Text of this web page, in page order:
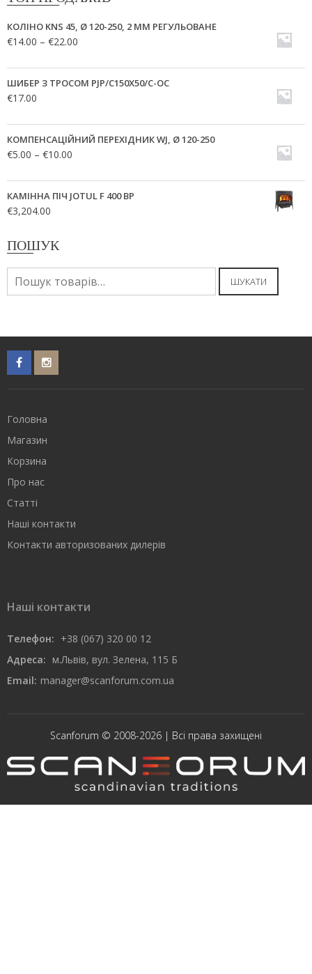
КОЛІНО KNS 45, Ø 120-250, 2 ММ РЕГУЛЬОВАНЕ
€14.00 – €22.00
ШИБЕР З ТРОСОМ PJP/C150X50/C-OC
€17.00
КОМПЕНСАЦІЙНИЙ ПЕРЕХІДНИК WJ, Ø 120-250
€5.00 – €10.00
КАМІННА ПІЧ JOTUL F 400 BP
€3,204.00
ПОШУК
Шукати: ШУКАТИ
Головна
Магазин
Корзина
Про нас
Статті
Наші контакти
Контакти авторизованих дилерів
Наші контакти
Телефон: +38 (067) 320 00 12
Адреса: м.Львів, вул. Зелена, 115 Б
Email: manager@scanforum.com.ua
Scanforum © 2008-2026 | Всі права захищені